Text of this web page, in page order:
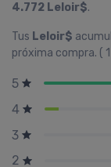
4.772 Leloir$.
Tus Leloir$
próxima compra. ( 1
5
4
3
2